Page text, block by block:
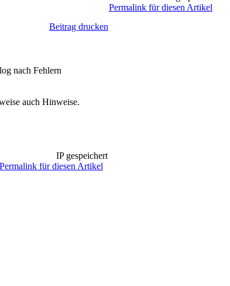
Permalink für diesen Artikel
Beitrag drucken
nach Fehlern
auch Hinweise.
IP gespeichert
Permalink für diesen Artikel